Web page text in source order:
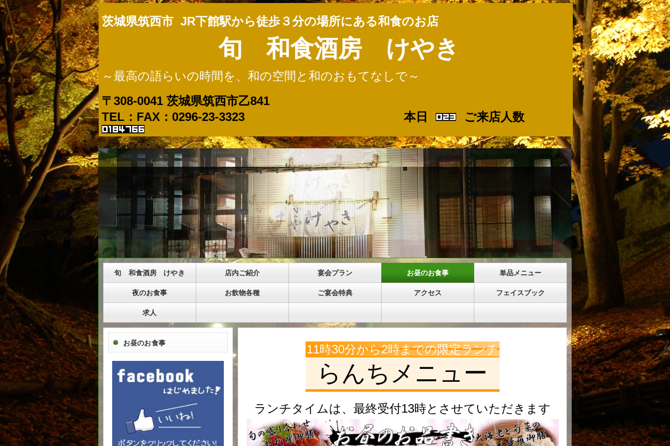
茨城県筑西市 JR下館駅から徒歩３分の場所にある和食のお店
旬 和食酒房 けやき
～最高の語らいの時間を、和の空間と和のおもてなしで～
〒308-0041 茨城県筑西市乙841
TEL：FAX：0296-23-3323 本日 ご来店人数
旬 和食酒房 けやき 店内ご紹介 宴会プラン お昼のお食事 単品メニュー
夜のお食事 お飲物各種 ご宴会特典 アクセス フェイスブック
求人
11時30分から2時までの限定ランチ
らんちメニュー
ランチタイムは、最終受付13時とさせていただきます
お昼のお食事